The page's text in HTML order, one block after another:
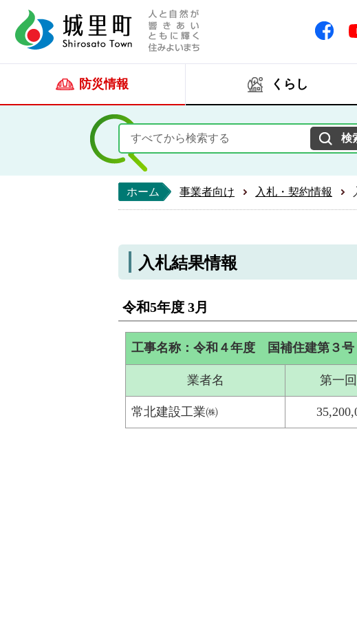
人と自然が響きあいともに輝
防災情報 くらし
ホーム 事業者向け 入札・契約情報
入札結果情報
令和5年度 3月
工事名称：令和４年度 国補住建第３
業者名 第一
常北建設工業㈱